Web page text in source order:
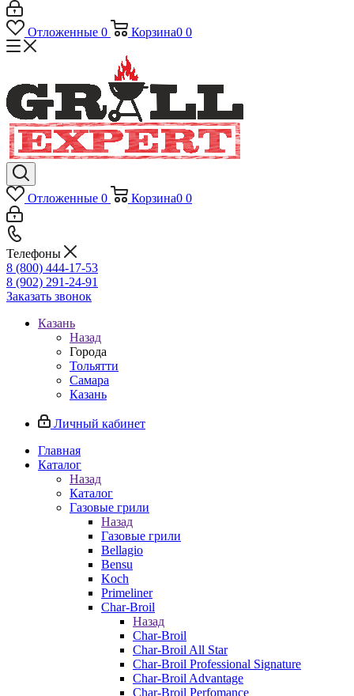
Отложенные 0 Корзина0 0
Отложенные 0 Корзина0 0
Телефоны
8 (800) 444-17-53
8 (902) 291-24-91
Заказать звонок
Казань
Назад
Города
Тольятти
Самара
Казань
Личный кабинет
Главная
Каталог
Назад
Каталог
Газовые грили
Назад
Газовые грили
Bellagio
Bensu
Koch
Primeliner
Char-Broil
Назад
Char-Broil
Char-Broil All Star
Char-Broil Professional Signature
Char-Broil Advantage
Char-Broil Perfomance